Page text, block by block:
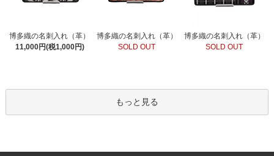
博多織の名刺入れ（革）
11,000円(税1,000円)
博多織の名刺入れ（革）
SOLD OUT
博多織の名刺入れ（革）
SOLD OUT
もっと見る